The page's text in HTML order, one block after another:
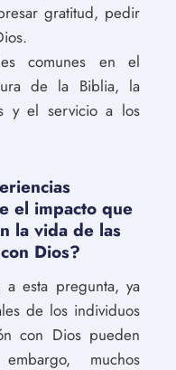
gratitud, pedir
comunes en el
de la Biblia, la
y el servicio a los
el impacto que
la vida de las
Dios?
esta pregunta, ya
de los individuos
con Dios pueden
muchos